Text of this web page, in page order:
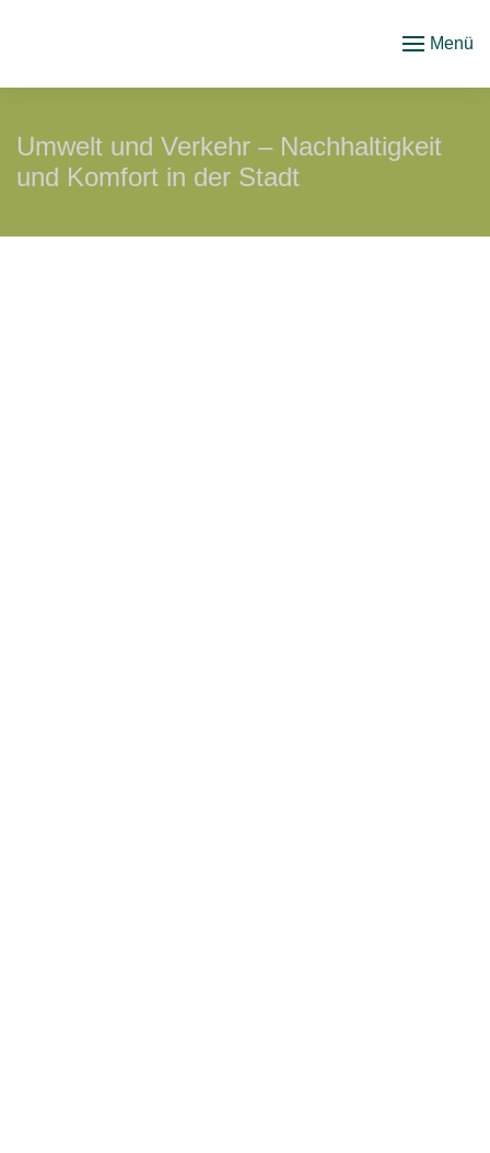
Hauptinhalt
Menü
Umwelt und Verkehr – Nachhaltigkeit
und Komfort in der Stadt